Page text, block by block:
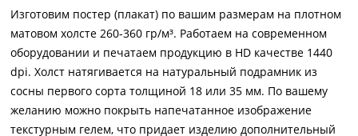
Изготовим постер (плакат) по вашим размерам на плотном
матовом холсте 260-360 гр/м³. Работаем на современном
оборудовании и печатаем продукцию в HD качестве 1440
dpi. Холст натягивается на натуральный подрамник из
сосны первого сорта толщиной 18 или 35 мм. По вашему
желанию можно покрыть напечатанное изображение
текстурным гелем, что придает изделию дополнительный